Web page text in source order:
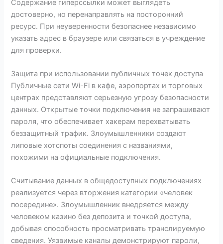
Содержание гиперссылки может выглядеть
достоверно, но перенаправлять на посторонний
ресурс. При неуверенности безопаснее независимо
указать адрес в браузере или связаться в учреждение
для проверки.
Защита при использовании публичных точек доступа
Публичные сети Wi-Fi в кафе, аэропортах и торговых
центрах представляют серьезную угрозу безопасности
данных. Открытые точки подключения не запрашивают
пароля, что обеспечивает хакерам перехватывать
беззащитный трафик. Злоумышленники создают
липовые хотспоты соединения с названиями,
похожими на официальные подключения.
Считывание данных в общедоступных подключениях
реализуется через вторжения категории «человек
посередине». Злоумышленник внедряется между
человеком казино без депозита и точкой доступа,
добывая способность просматривать транслируемую
сведения. Уязвимые каналы демонстрируют пароли,